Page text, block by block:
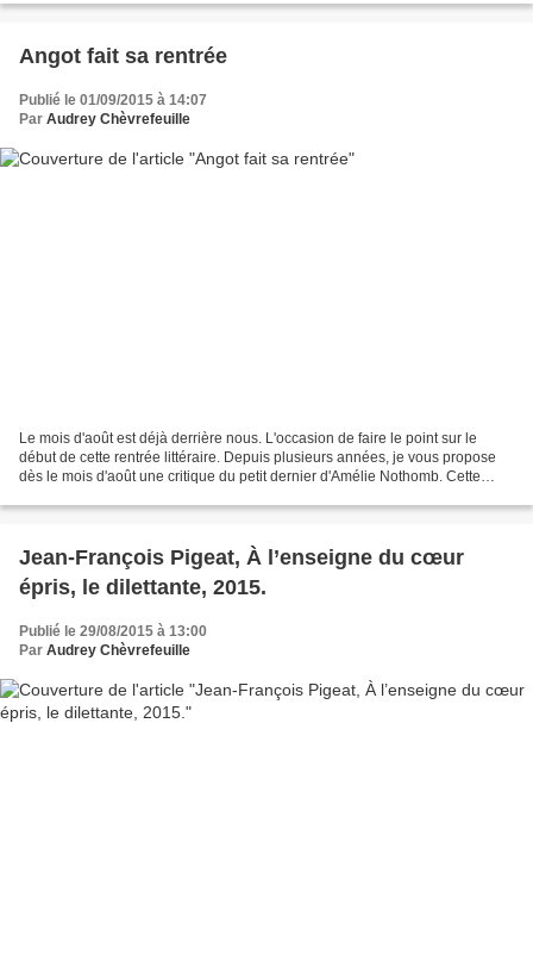
Angot fait sa rentrée
Publié le 01/09/2015 à 14:07
Par Audrey Chèvrefeuille
Le mois d'août est déjà derrière nous. L'occasion de faire le point sur le
début de cette rentrée littéraire. Depuis plusieurs années, je vous propose
dès le mois d'août une critique du petit dernier d'Amélie Nothomb. Cette
Jean-François Pigeat, À l’enseigne du cœur
épris, le dilettante, 2015.
Publié le 29/08/2015 à 13:00
Par Audrey Chèvrefeuille